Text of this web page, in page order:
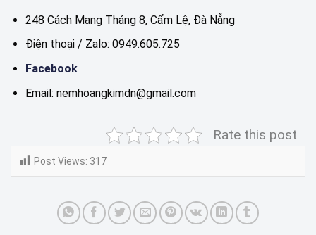
248 Cách Mạng Tháng 8, Cẩm Lệ, Đà Nẵng
Điện thoại / Zalo: 0949.605.725
Facebook
Email: nemhoangkimdn@gmail.com
Rate this post
Post Views: 317